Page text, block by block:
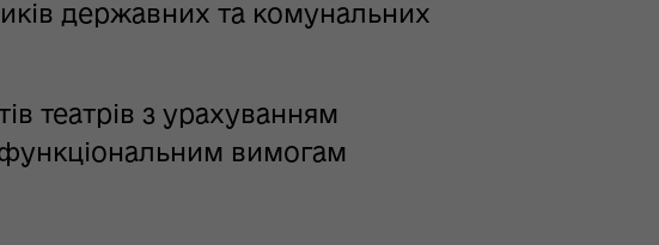
державних та комунальних
театрів з урахуванням
функціональним вимогам